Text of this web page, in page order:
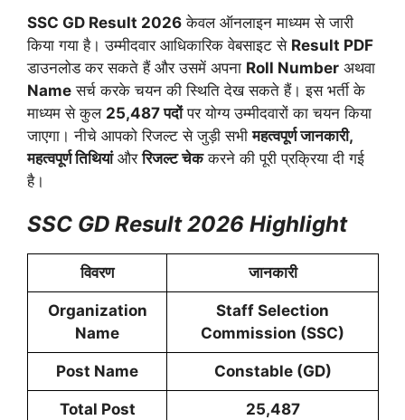
SSC GD Result 2026 केवल ऑनलाइन माध्यम से जारी
किया गया है। उम्मीदवार आधिकारिक वेबसाइट से Result PDF
डाउनलोड कर सकते हैं और उसमें अपना Roll Number अथवा
Name सर्च करके चयन की स्थिति देख सकते हैं। इस भर्ती के
माध्यम से कुल 25,487 पदोंपर योग्य उम्मीदवारों का चयन किया
जाएगा। नीचे आपको रिजल्ट से जुड़ी सभीमहत्वपूर्ण जानकारी,
महत्वपूर्ण तिथियांऔररिजल्ट चेककरने की पूरी प्रक्रिया दी गई
है।
SSC GD Result 2026 Highlight
विवरण जानकारी
Organization
Name
Staff Selection
Commission (SSC)
Post Name Constable (GD)
Total Post 25,487